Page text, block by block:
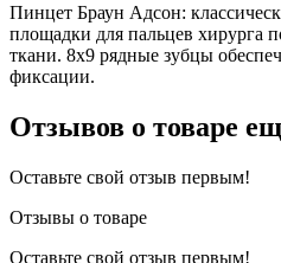
Пинцет Браун Адсон:
площадки для пальцев хирурга
ткани. 8х9 рядные зубцы
фиксации.
Отзывов о товаре
Оставьте свой отзыв первым!
Отзывы о товаре
Оставьте свой отзыв первым!